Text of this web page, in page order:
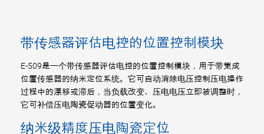
带传感器评估电控的位置控制模块
E-509是一个带传感器评估电控的位置控制模块，用于带集成
位置传感器的纳米定位系统。它可自动消除电压控制压电操作
过程中的漂移或滞后，当负载改变、压电电压立即被调整时，
它可补偿压电陶瓷促动器的位置变化。
纳米级精度压电陶瓷定位